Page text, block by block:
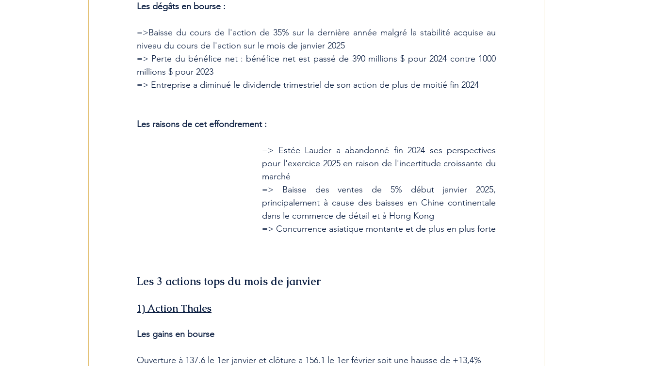
Les dégâts en bourse :
=>Baisse du cours de l'action de 35% sur la dernière année malgré la stabilité acquise au
niveau du cours de l'action sur le mois de janvier 2025
=> Perte du bénéfice net : bénéfice net est passé de 390 millions $ pour 2024 contre 1000
millions $ pour 2023
=> ﻿﻿Entreprise a diminué le dividende trimestriel de son action de plus de moitié fin 2024
Les raisons de cet effondrement :
=> Estée Lauder a abandonné fin 2024 ses perspectives
pour l'exercice 2025 en raison de l'incertitude croissante du
marché
=> Baisse des ventes de 5% début janvier 2025,
principalement à cause des baisses en Chine continentale
dans le commerce de détail et à Hong Kong
=> Concurrence asiatique montante et de plus en plus forte
Les 3 actions tops du mois de janvier
1) Action Thales
Les gains en bourse
Ouverture à 137.6 le 1er janvier et clôture a 156.1 le 1er février soit une hausse de +13,4%